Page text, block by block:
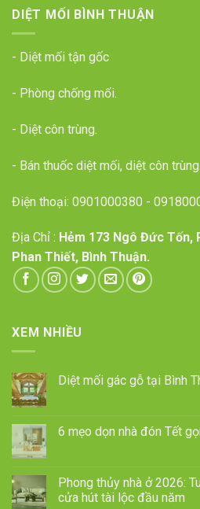
DIỆT MỐI BÌNH THUẬN
- Diệt mối tận gốc
- Phòng chống mối.
- Diệt côn trùng.
- Bán thuốc diệt mối, diệt côn trùng.
Điện thoại: 0901000380 -
Địa Chỉ : Hẻm 173 Ngô Đức Tốn,
Phan Thiết, Bình Thuận.
XEM NHIỀU
Diệt mối gác gỗ tại Bình
6 mẹo dọn nhà đón Tết
Phong thủy nhà ở 2026:
cửa hút tài lộc đầu năm